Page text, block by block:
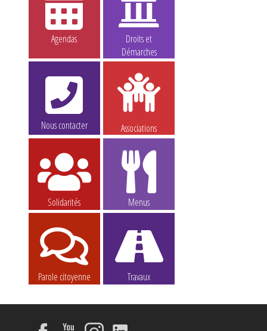
Agendas
Droits et
Démarches
Nous contacter Associations
Solidarités Menus
Parole citoyenne Travaux